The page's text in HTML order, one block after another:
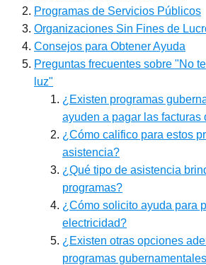
Programas de Servicios Públicos
Organizaciones Sin Fines de
Consejos para Obtener Ayuda
Preguntas frecuentes sobre "No
luz"
¿Existen programas
ayuden a pagar las facturas
¿Cómo califico para estos
asistencia?
¿Qué tipo de asistencia
programas?
¿Cómo solicito ayuda para
electricidad?
¿Existen otras opciones
programas